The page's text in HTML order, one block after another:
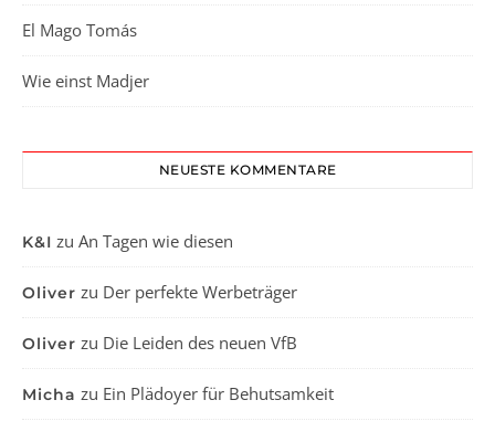
El Mago Tomás
Wie einst Madjer
NEUESTE KOMMENTARE
K&I zu An Tagen wie diesen
Oliver zu Der perfekte Werbeträger
Oliver zu Die Leiden des neuen VfB
Micha zu Ein Plädoyer für Behutsamkeit